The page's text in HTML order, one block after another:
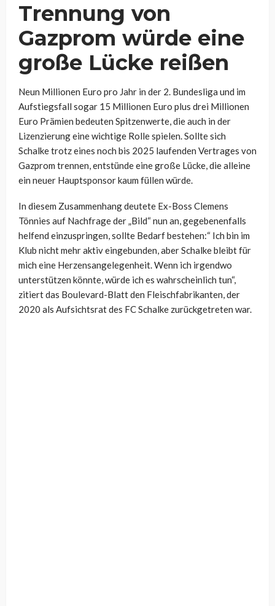
Trennung von
Gazprom würde eine
große Lücke reißen
Neun Millionen Euro pro Jahr in der 2. Bundesliga und im
Aufstiegsfall sogar 15 Millionen Euro plus drei Millionen
Euro Prämien bedeuten Spitzenwerte, die auch in der
Lizenzierung eine wichtige Rolle spielen. Sollte sich
Schalke trotz eines noch bis 2025 laufenden Vertrages von
Gazprom trennen, entstünde eine große Lücke, die alleine
ein neuer Hauptsponsor kaum füllen würde.
In diesem Zusammenhang deutete Ex-Boss Clemens
Tönnies auf Nachfrage der „Bild“ nun an, gegebenenfalls
helfend einzuspringen, sollte Bedarf bestehen:“ Ich bin im
Klub nicht mehr aktiv eingebunden, aber Schalke bleibt für
mich eine Herzensangelegenheit. Wenn ich irgendwo
unterstützen könnte, würde ich es wahrscheinlich tun“,
zitiert das Boulevard-Blatt den Fleischfabrikanten, der
2020 als Aufsichtsrat des FC Schalke zurückgetreten war.